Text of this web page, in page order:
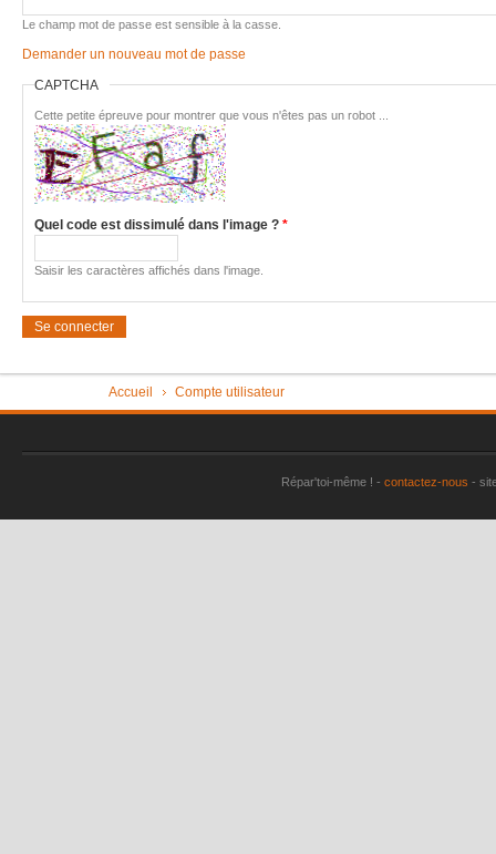
Imac très
Pièce
Friteuse
Porte de
Le champ mot de passe est sensible à la casse.
Demander un nouveau mot de passe
CAPTCHA
Cette petite épreuve pour montrer que vous n'êtes pas un robot ...
Quel code est dissimulé dans l'image ? *
Saisir les caractères affichés dans l'image.
Accueil Compte utilisateur
Répar'toi-même ! - contactez-nous -